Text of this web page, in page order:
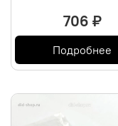
706 ₽
Подробнее